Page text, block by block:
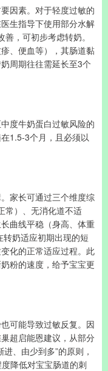
因素。对于轻度过敏的
生指导下使用部分水解
，可初步考虑转奶。
、便血等），其肠道黏
周期往往需延长至3个
度牛奶蛋白过敏风险的
1.5-3个月，且必须以
家长可通过三个维度综
常）、无消化道不适
曲线平稳（身高、体重
奶适应初期出现的短
化的正常适应过程。此
粉的速度，给予宝宝更
可能导致过敏反复。因
超启能恩建议，从部分
、由少到多”的原则，
降低对宝宝肠道的刺